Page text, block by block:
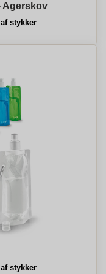
Agerskov
stykker
stykker